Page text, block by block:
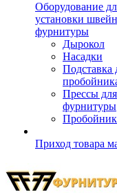
Оборудование
установки
фурнитуры
Дырокол
Насадки
Подставка
Прессы для
фурнитуры
Приход товара